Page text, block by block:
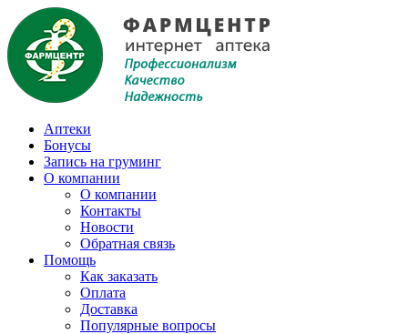
Аптеки
Бонусы
Запись на груминг
О компании
О компании
Контакты
Новости
Обратная связь
Помощь
Как заказать
Оплата
Доставка
Популярные вопросы